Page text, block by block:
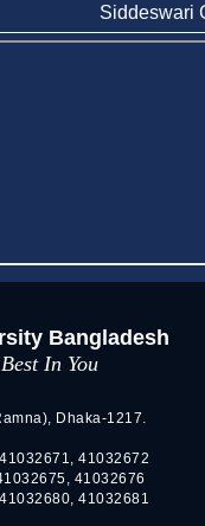
New Leaders
and Media Studies
Orientation Program
Administration,
Siddeswari
Bangladesh
In You
Dhaka-1217.
41032672
41032676
41032681